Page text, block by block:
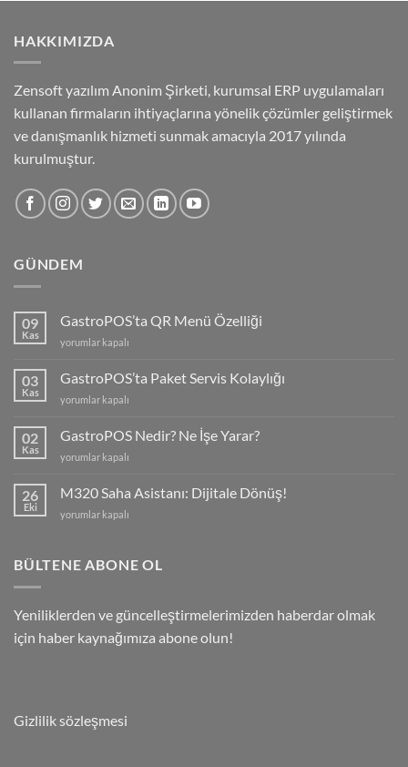
HAKKIMIZDA
Zensoft yazılım Anonim Şirketi, kurumsal ERP uygulamaları
kullanan firmaların ihtiyaçlarına yönelik çözümler geliştirmek
ve danışmanlık hizmeti sunmak amacıyla 2017 yılında
kurulmuştur.
GÜNDEM
09
Kas
GastroPOS’ta QR Menü Özelliği
GastroPOS’ta
Menü
Özelliği
için
yorumlar kapalı
03
Kas
GastroPOS’ta Paket Servis Kolaylığı
GastroPOS’ta
Servis
Kolaylığı
için
yorumlar kapalı
02
Kas
GastroPOS Nedir? Ne İşe Yarar?
GastroPOS
Ne
İşe
Yarar?
yorumlar kapalı
26
Eki
M320 Saha Asistanı: Dijitale Dönüş!
M320
Dijitale
yorumlar kapalı
BÜLTENE ABONE OL
Yeniliklerden ve güncelleştirmelerimizden haberdar olmak
için haber kaynağımıza abone olun!
Gizlilik sözleşmesi